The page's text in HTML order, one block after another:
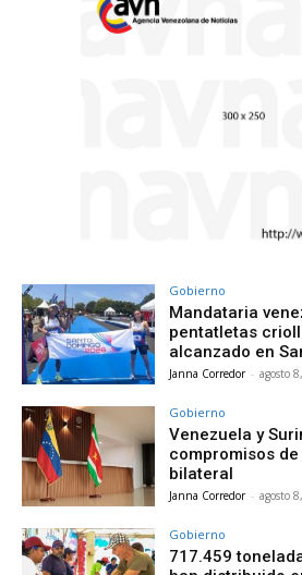
Gobierno
Mandataria
pentatletas
alcanzado en
Janna Corredor - agosto
Gobierno
Venezuela y
compromisos
bilateral
Janna Corredor - agosto
Gobierno
717.459